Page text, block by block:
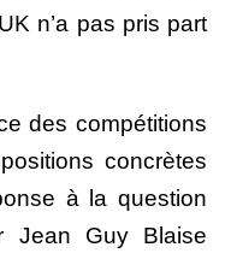
n’a pas pris part
des compétitions
concrètes
à la question
Guy Blaise